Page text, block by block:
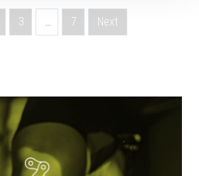
3 … 7 Next